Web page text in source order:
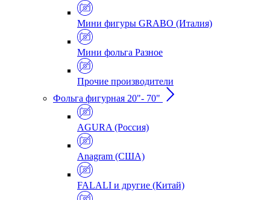
Мини фигуры GRABO (Италия)
Мини фольга Разное
Прочие производители
Фольга фигурная 20"- 70"
AGURA (Россия)
Anagram (США)
FALALI и другие (Китай)